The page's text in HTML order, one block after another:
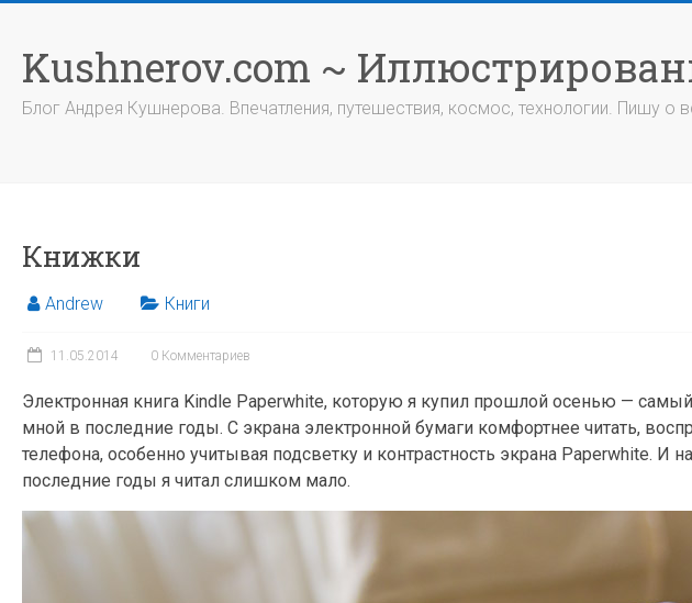
содержимому
Kushnerov.com ~
Блог Андрея Кушнерова. Впечатления, путешествия, космос, технологии. Пишу о
Книжки
Andrew Книги
11.05.2014 0 Комментариев
Электронная книга Kindle Paperwhite, которую я купил прошлой осенью —
мной в последние годы. С экрана электронной бумаги комфортнее читать,
телефона, особенно учитывая подсветку и контрастность экрана Paperwhite. И
последние годы я читал слишком мало.